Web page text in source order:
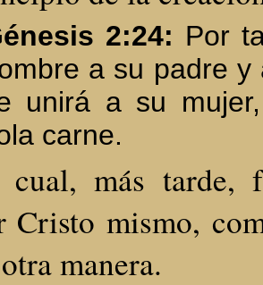
2:24: Por
a su padre
unirá a su
carne.
más tarde,
Cristo mismo,
manera.